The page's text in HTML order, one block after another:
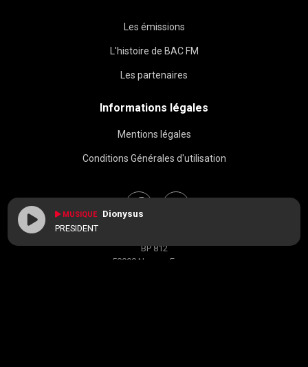
Les émissions
L'histoire de BAC FM
Les partenaires
Informations légales
Mentions légales
Conditions Générales d'utilisation
BP 812
58008 Nevers, France
MUSIQUE Dionysus
PRESIDENT